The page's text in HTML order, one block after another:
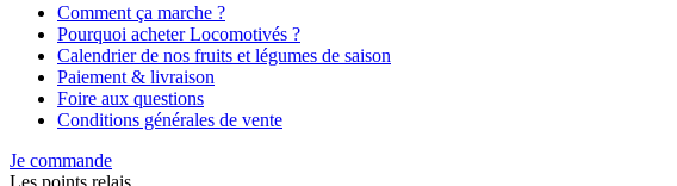
Comment ça marche ?
Pourquoi acheter Locomotivés ?
Calendrier de nos fruits et légumes de saison
Paiement & livraison
Foire aux questions
Conditions générales de vente
Je commande
Les points relais